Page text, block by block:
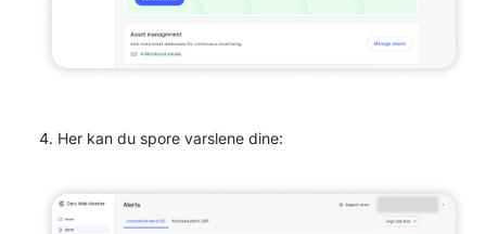
Her kan du spore varslene dine: